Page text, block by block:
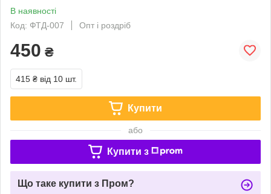
В наявності
Код: ФТД-007
Опт і роздріб
450 ₴
415 ₴ від 10 шт.
Купити
або
Купити з
Що таке купити з Пром?